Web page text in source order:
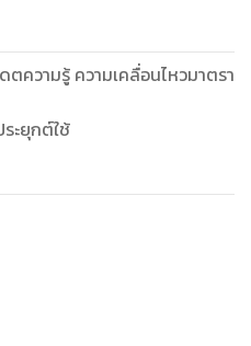
ความรู้ ความเคลื่อนไหวมาตรา
ะยุกต์ใช้